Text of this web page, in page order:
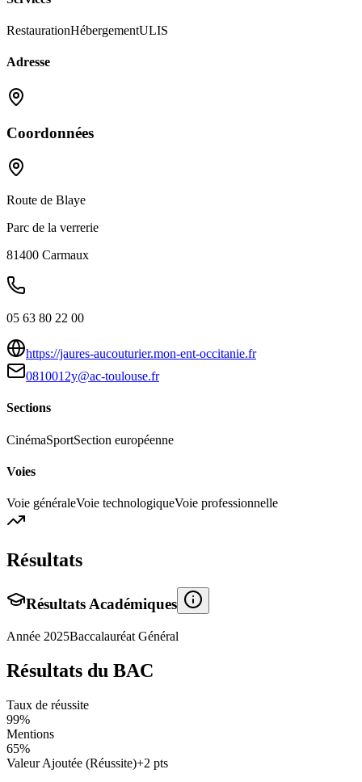
RestaurationHébergementULIS
Adresse
Coordonnées
Route de Blaye
Parc de la verrerie
81400 Carmaux
05 63 80 22 00
https://jaures-aucouturier.mon-ent-occitanie.fr
0810012y@ac-toulouse.fr
Sections
CinémaSportSection européenne
Voies
Voie généraleVoie technologiqueVoie professionnelle
Résultats
Résultats Académiques
Année 2025Baccalauréat Général
Résultats du BAC
Taux de réussite
99%
Mentions
65%
Valeur Ajoutée (Réussite)+2 pts